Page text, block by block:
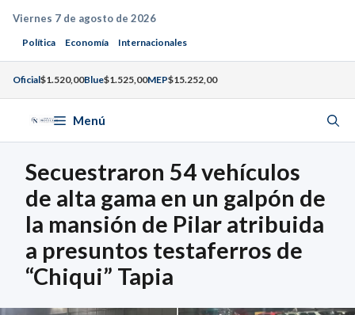
Saltar
contenido
Viernes 7 de agosto de 2026
Política Economía Internacionales
Oficial$1.520,00Blue$1.525,00MEP$15.252,00
Menú
Secuestraron 54 vehículos
de alta gama en un galpón de
la mansión de Pilar atribuida
a presuntos testaferros de
“Chiqui” Tapia